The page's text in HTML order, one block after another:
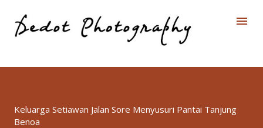
Skip to main content
Keluarga Setiawan Jalan Sore Menyusuri Pantai Tanjung
Benoa